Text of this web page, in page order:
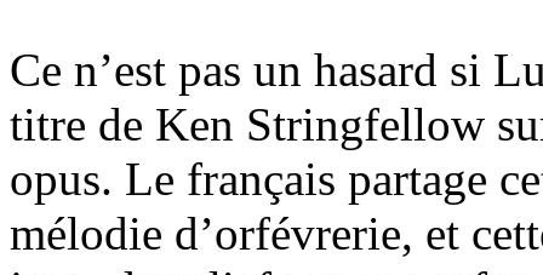
Ce n’est pas un hasard si
titre de Ken Stringfellow
opus. Le français partage
mélodie d’orfévrerie, et